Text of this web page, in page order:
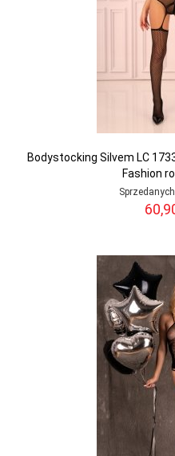
Bodystocking Silvem LC
Fashion
60,